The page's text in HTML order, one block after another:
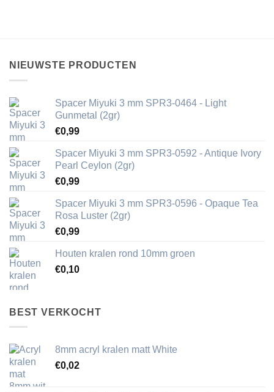
NIEUWSTE PRODUCTEN
Spacer Miyuki 3 mm SPR3-0464 - Light
Gunmetal (2gr)
€0,99
Spacer Miyuki 3 mm SPR3-0592 - Antique Ivory
Pearl Ceylon (2gr)
€0,99
Spacer Miyuki 3 mm SPR3-0596 - Opaque Tea
Rosa Luster (2gr)
€0,99
Houten kralen rond 10mm groen
€0,10
BEST VERKOCHT
8mm acryl kralen matt White
€0,02